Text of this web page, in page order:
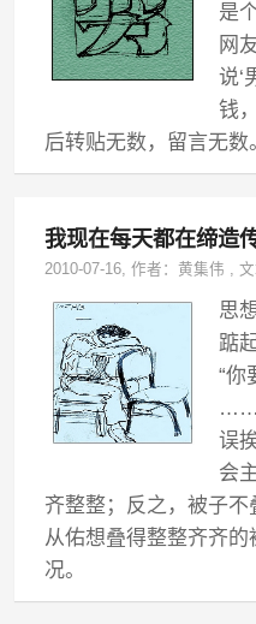
是
网
说‘
钱
后转贴无数，留言无数
我现在每天都在缔造
2010-07-16, 作者：黄集伟 ,
思
踮
“你
……
误
会
齐整整；反之，被子
从佑想叠得整整齐齐
况。